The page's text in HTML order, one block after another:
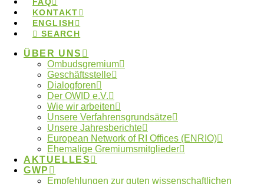
KONTAKT
ENGLISH
SEARCH
ÜBER UNS
Ombudsgremium
Geschäftsstelle
Dialogforen
Der OWID e.V.
Wie wir arbeiten
Unsere Verfahrensgrundsätze
Unsere Jahresberichte
European Network of RI Offices (ENRIO)
Ehemalige Gremiumsmitglieder
AKTUELLES
GWP
Empfehlungen zur guten wissenschaftlichen
Donnerstag, 19. Februar 2026 – öffentlicher Teil
der Veranstaltung
Freitag, 20. Februar 2026 – nicht öffentlicher Teil
der Veranstaltung
Impressionen
Fotos von Judith Affolter
Tags:Fehlverhalten,
Ombudsverfahren,Ombudswesen